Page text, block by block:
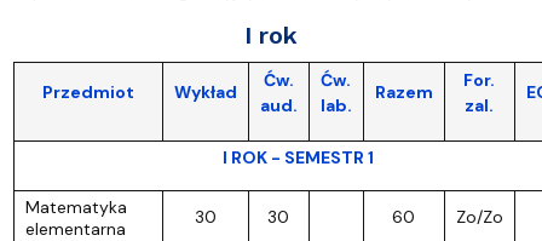
I rok
Przedmiot Wykład
Ćw.
aud.
Ćw.
lab.
Razem
For.
zal.
I ROK - SEMESTR 1
Matematyka
elementarna
30 30 60 Zo/Zo